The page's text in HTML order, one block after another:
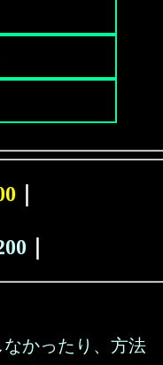
かったり、方法